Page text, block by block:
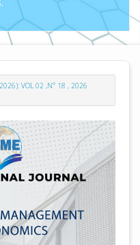
VOL 02 ,N° 18 , 2026